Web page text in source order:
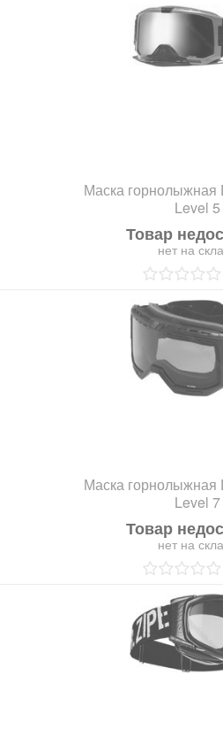
Маска горнолыжная
Level 5
Товар
нет на
Маска горнолыжная
Level 7
Товар
нет на